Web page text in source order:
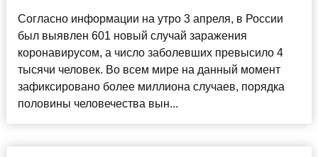
Согласно информации на утро 3 апреля, в России
был выявлен 601 новый случай заражения
коронавирусом, а число заболевших превысило 4
тысячи человек. Во всем мире на данный момент
зафиксировано более миллиона случаев, порядка
половины человечества вын...